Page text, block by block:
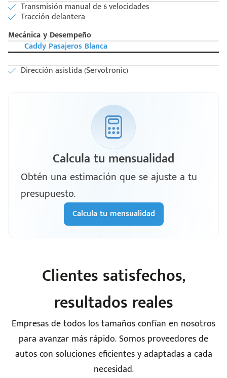
Transmisión manual de 6 velocidades
Tracción delantera
Mecánica y Desempeño
Caddy Pasajeros Blanca
Dirección asistida (Servotronic)
Calcula tu mensualidad
Obtén una estimación que se ajuste a tu
presupuesto.
Calcula tu mensualidad
Clientes satisfechos,
resultados reales
Empresas de todos los tamaños confían en nosotros
para avanzar más rápido. Somos proveedores de
autos con soluciones eficientes y adaptadas a cada
necesidad.